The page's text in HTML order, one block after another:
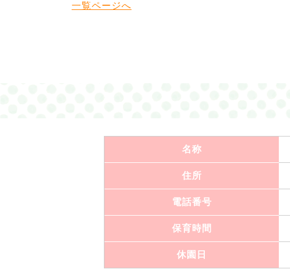
一覧ページへ
名称
住所
電話番号
保育時間
休園日